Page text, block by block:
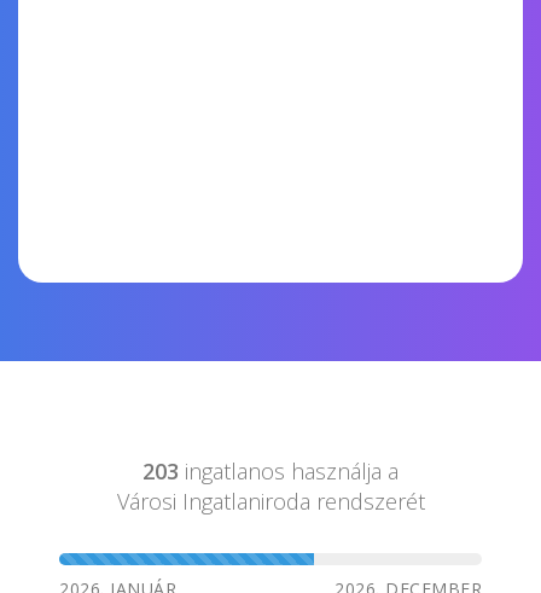
203 ingatlanos használja a
Városi Ingatlaniroda rendszerét